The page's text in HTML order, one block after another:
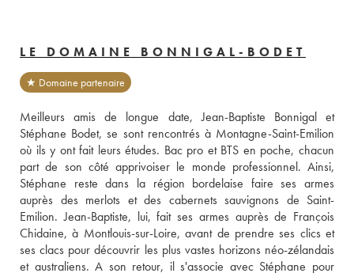
LE DOMAINE BONNIGAL-BODET
★ Domaine partenaire
Meilleurs amis de longue date, Jean-Baptiste Bonnigal et
Stéphane Bodet, se sont rencontrés à Montagne-Saint-Emilion
où ils y ont fait leurs études. Bac pro et BTS en poche, chacun
part de son côté apprivoiser le monde professionnel. Ainsi,
Stéphane reste dans la région bordelaise faire ses armes
auprès des merlots et des cabernets sauvignons de Saint-
Emilion. Jean-Baptiste, lui, fait ses armes auprès de François
Chidaine, à Montlouis-sur-Loire, avant de prendre ses clics et
ses clacs pour découvrir les plus vastes horizons néo-zélandais
et australiens. A son retour, il s'associe avec Stéphane pour